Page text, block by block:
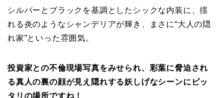
シルバーとブラックを基調としたシックな内装に、揺
れる炎のようなシャンデリアが輝き、まさに“大人の隠
れ家”といった雰囲気。
投資家との不倫現場写真をみせられ、彩葉に脅迫され
る真人の裏の顔が見え隠れする妖しげなシーンにピッ
タリの場所ですね！